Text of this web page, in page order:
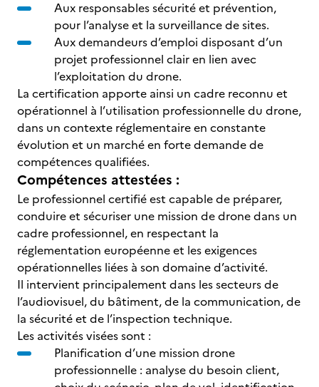
Aux responsables sécurité et prévention,
pour l’analyse et la surveillance de sites.
Aux demandeurs d’emploi disposant d’un
projet professionnel clair en lien avec
l’exploitation du drone.
La certification apporte ainsi un cadre reconnu et
opérationnel à l’utilisation professionnelle du drone,
dans un contexte réglementaire en constante
évolution et un marché en forte demande de
compétences qualifiées.
Compétences attestées :
Le professionnel certifié est capable de préparer,
conduire et sécuriser une mission de drone dans un
cadre professionnel, en respectant la
réglementation européenne et les exigences
opérationnelles liées à son domaine d’activité.
Il intervient principalement dans les secteurs de
l’audiovisuel, du bâtiment, de la communication, de
la sécurité et de l’inspection technique.
Les activités visées sont :
Planification d’une mission drone
professionnelle : analyse du besoin client,